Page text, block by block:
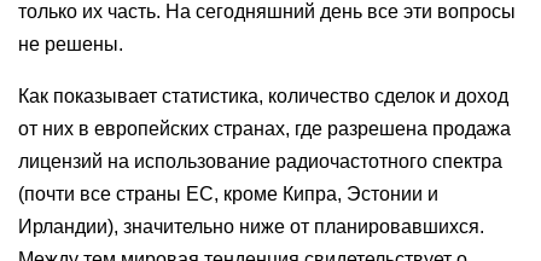
только их часть. На сегодняшний день все эти вопросы
не решены.
Как показывает статистика, количество сделок и доход
от них в европейских странах, где разрешена продажа
лицензий на использование радиочастотного спектра
(почти все страны ЕС, кроме Кипра, Эстонии и
Ирландии), значительно ниже от планировавшихся.